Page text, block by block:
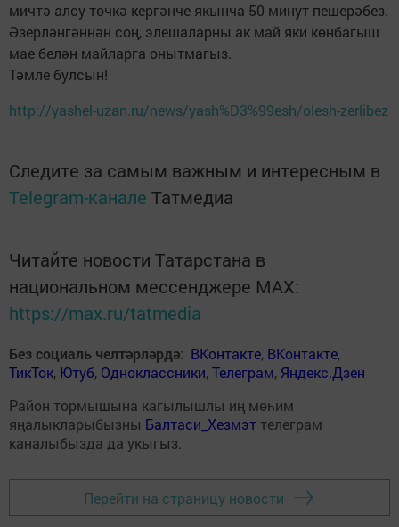
мичтә алсу төчкә кергәнче якынча 50 минут пешерәбез.
Әзерләнгәннән соң, элешаларны ак май яки көнбагыш
мае белән майларга онытмагыз.
Тәмле булсын!
http://yashel-uzan.ru/news/yash%D3%99esh/olesh-zerlibez
Следите за самым важным и интересным в
Telegram-канале Татмедиа
Читайте новости Татарстана в
национальном мессенджере MАХ:
https://max.ru/tatmedia
Без социаль челтәрләрдә: ВКонтакте, ВКонтакте,
ТикТок, Ютуб, Одноклассники,Телеграм, Яндекс.Дзен
Район тормышына кагылышлы иң мөһим
яңалыкларыбызны Балтаси_Хезмэт телеграм
каналыбызда да укыгыз.
Перейти на страницу новости